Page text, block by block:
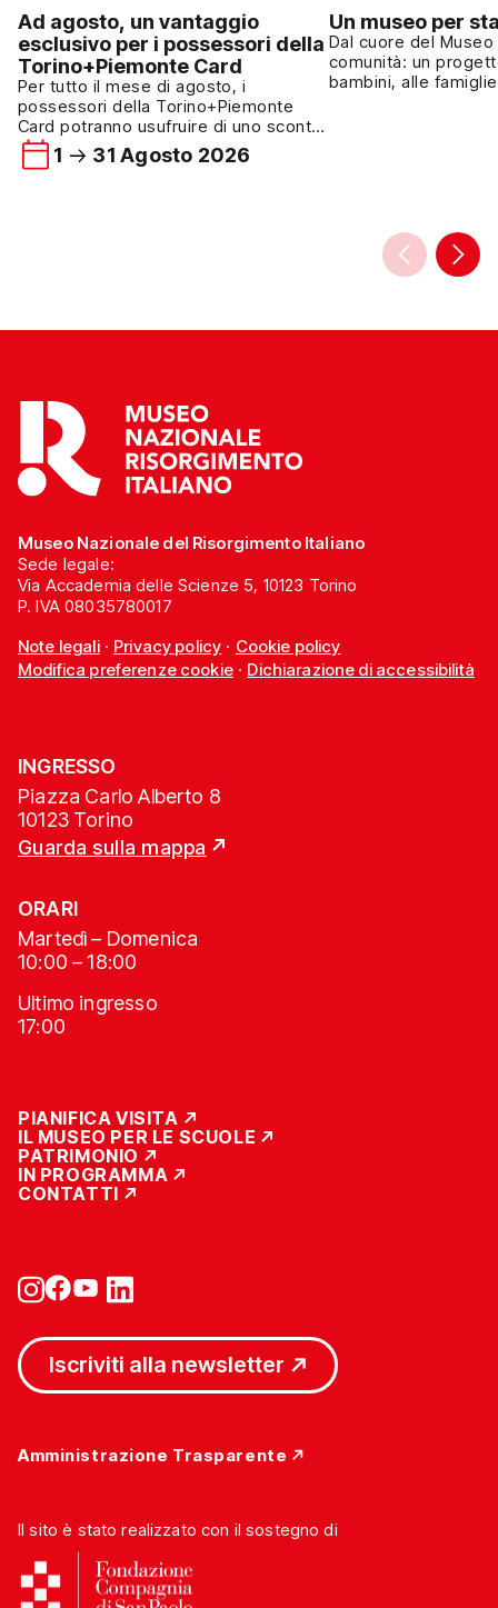
Ad agosto, un vantaggio
esclusivo per i possessori della
Torino+Piemonte Card
Per tutto il mese di agosto, i
possessori della Torino+Piemonte
Card potranno usufruire di uno sconto
del 15% su tutti i prodotti del
bookshop del Museo Nazionale del
1 31 Agosto 2026
Un museo per
Dal cuore del
comunità: un
bambini, alle
Museo Nazionale del Risorgimento Italiano
Sede legale:
Via Accademia delle Scienze 5, 10123 Torino
P. IVA 08035780017
Note legali· Privacy policy · Cookie policy
Modifica preferenze cookie· Dichiarazione di accessibilità
INGRESSO
Piazza Carlo Alberto 8
10123 Torino
Guarda sulla mappa
ORARI
Martedì – Domenica
10:00 – 18:00
Ultimo ingresso
17:00
PIANIFICA VISITA
IL MUSEO PER LE SCUOLE
PATRIMONIO
IN PROGRAMMA
CONTATTI
Iscriviti alla newsletter
Amministrazione Trasparente
Il sito è stato realizzato con il sostegno di